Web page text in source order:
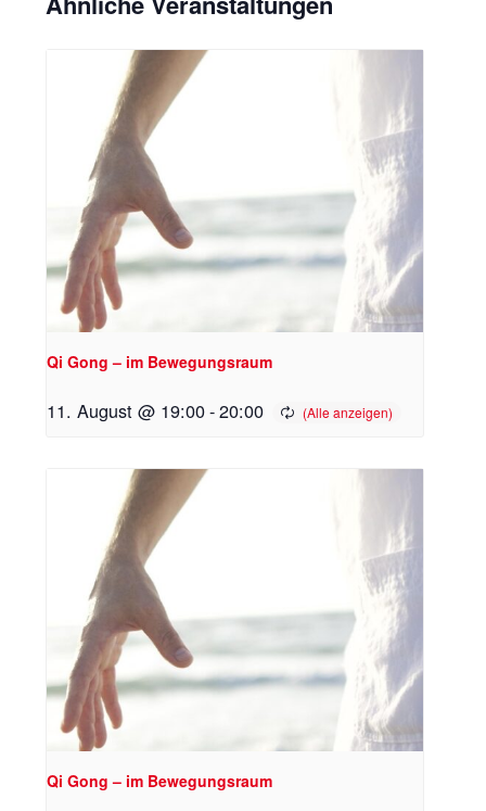
Qi Gong – im Bewegungsraum
11. August @ 19:00-20:00
Qi Gong – im Bewegungsraum